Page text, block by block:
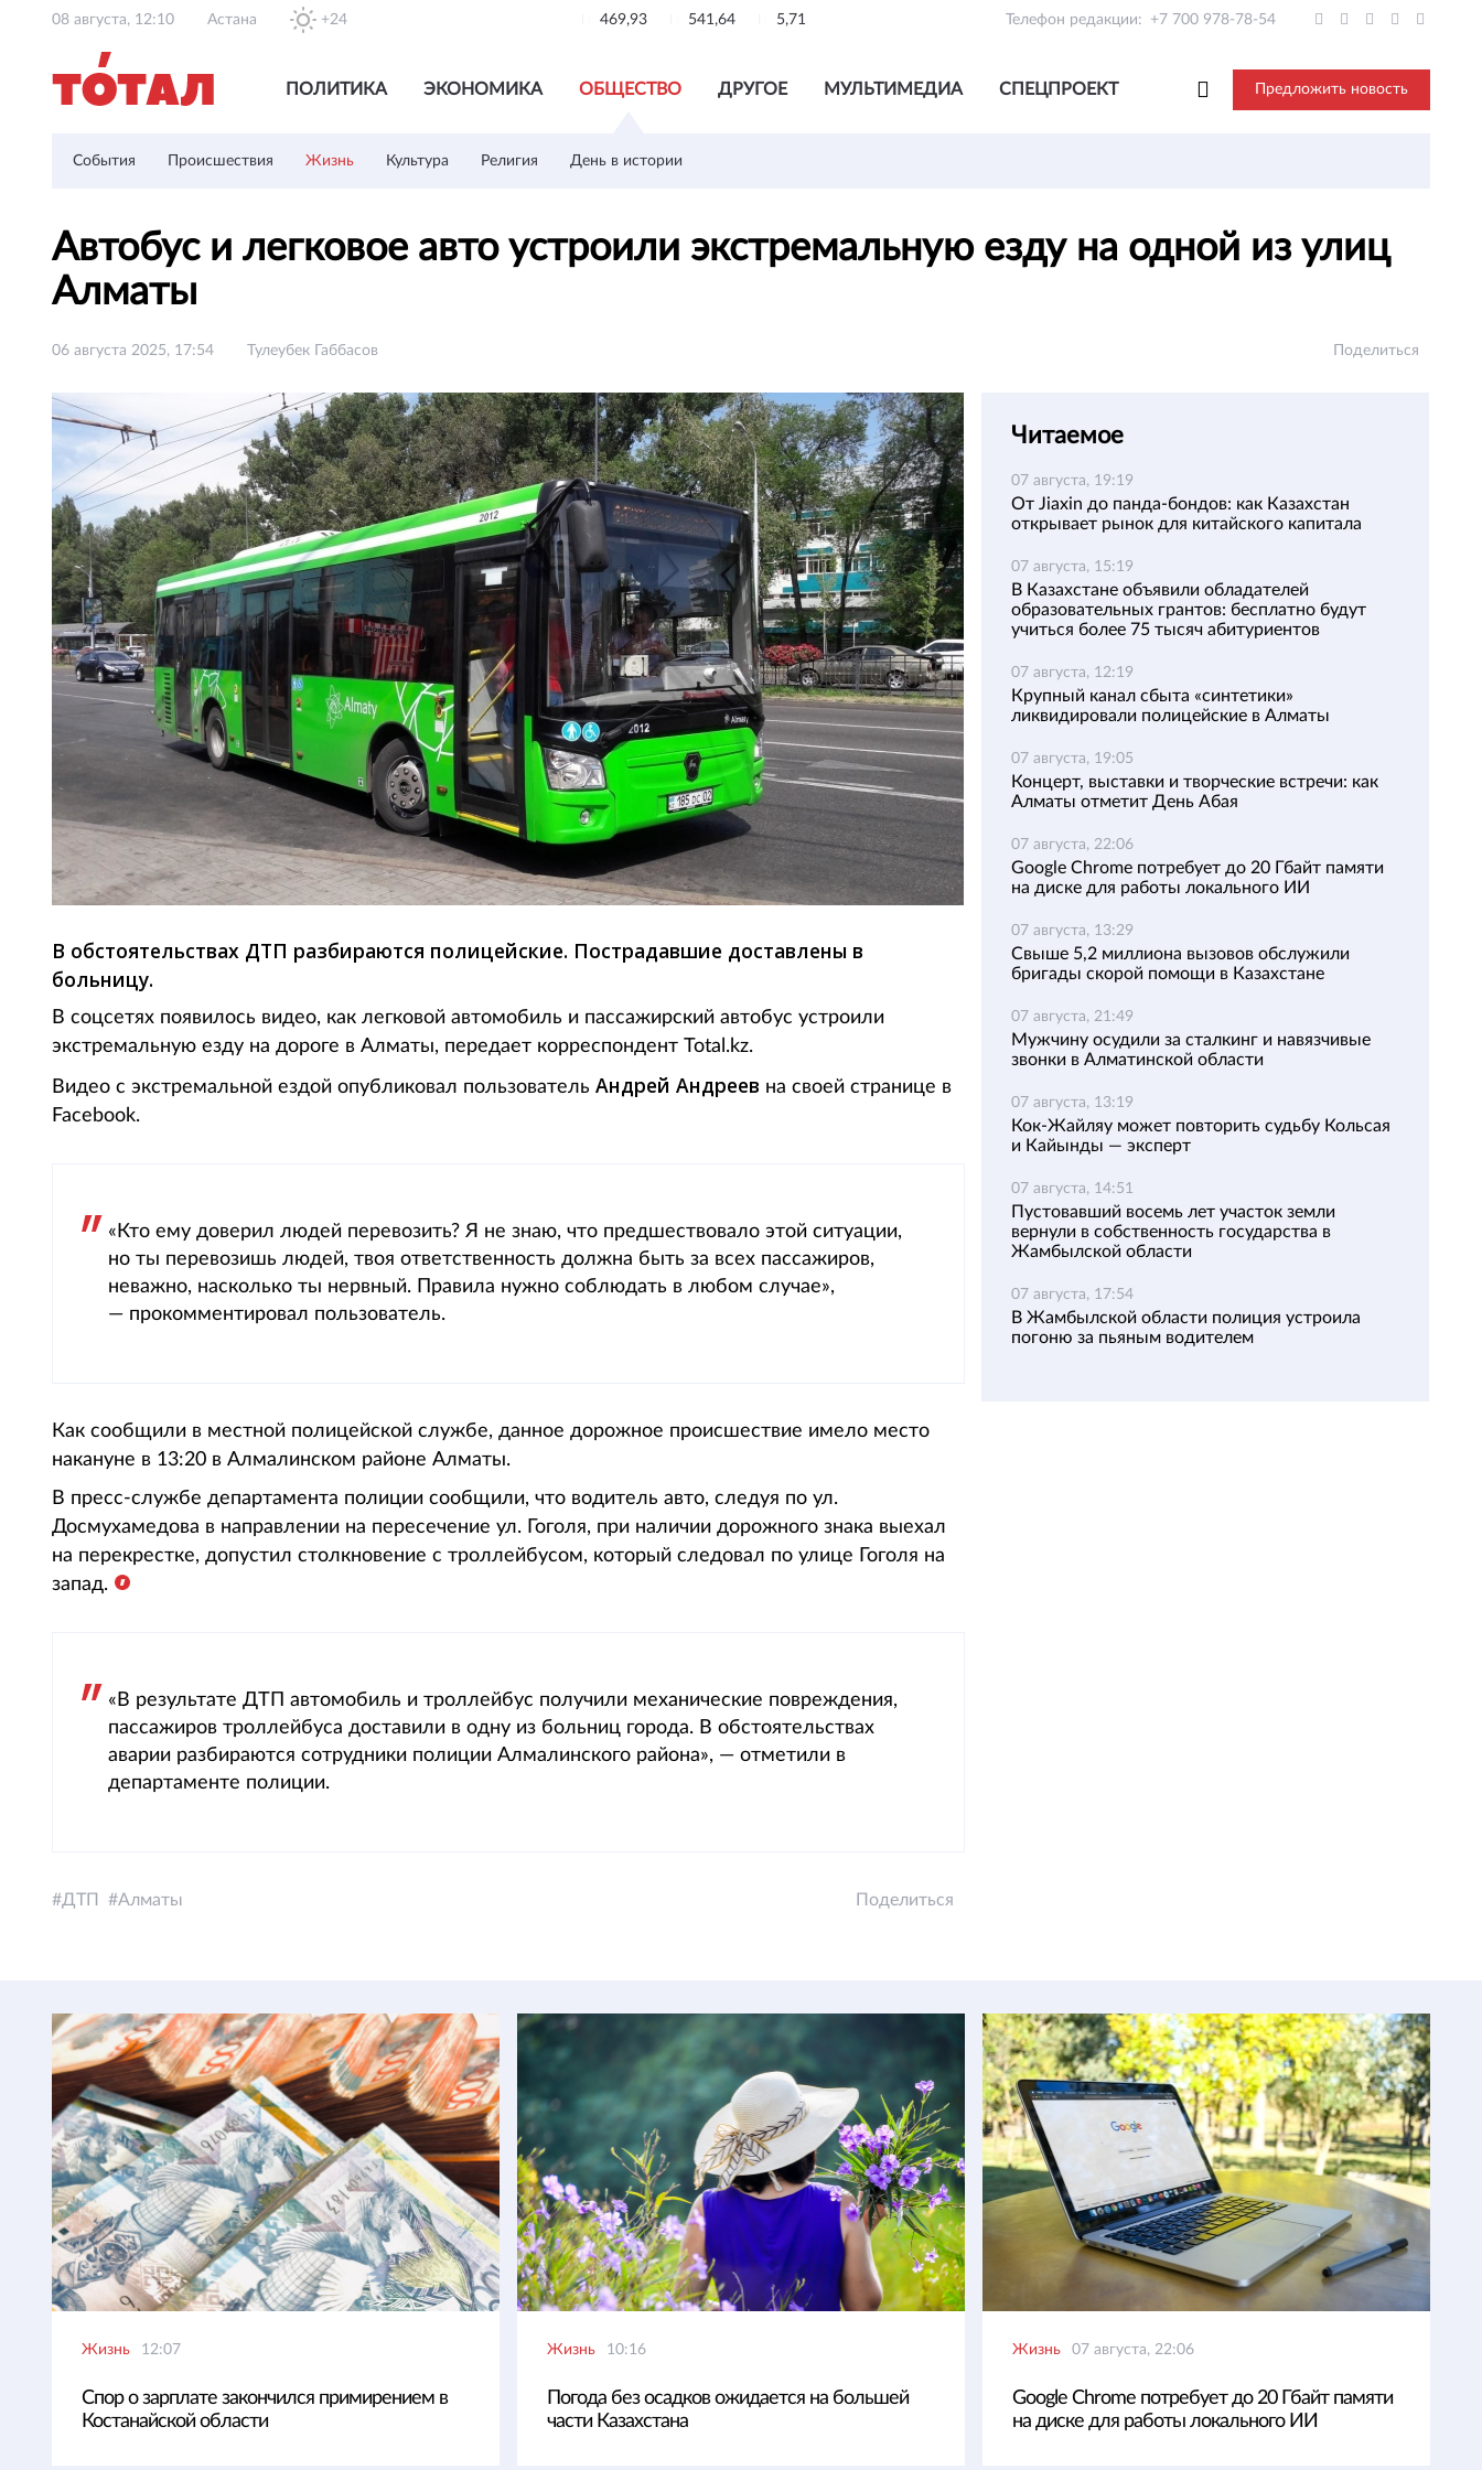
08 августа, 12:10 Астана +24 469,93 541,64 5,71 Телефон редакции: +7 700 978-78-54
ПОЛИТИКА ЭКОНОМИКА ОБЩЕСТВО ДРУГОЕ МУЛЬТИМЕДИА СПЕЦПРОЕКТ Предложить новость
События Происшествия Жизнь Культура Религия День в истории
Автобус и легковое авто устроили экстремальную езду на одной из улиц
Алматы
06 августа 2025, 17:54 Тулеубек Габбасов Поделиться
В обстоятельствах ДТП разбираются полицейские. Пострадавшие доставлены в
больницу.
В соцсетях появилось видео, как легковой автомобиль и пассажирский автобус устроили
экстремальную езду на дороге в Алматы, передает корреспондент Total.kz.
Видео с экстремальной ездой опубликовал пользователь Андрей Андреев на своей странице в
Facebook.
«Кто ему доверил людей перевозить? Я не знаю, что предшествовало этой ситуации,
но ты перевозишь людей, твоя ответственность должна быть за всех пассажиров,
неважно, насколько ты нервный. Правила нужно соблюдать в любом случае»,
— прокомментировал пользователь.
Как сообщили в местной полицейской службе, данное дорожное происшествие имело место
накануне в 13:20 в Алмалинском районе Алматы.
В пресс-службе департамента полиции сообщили, что водитель авто, следуя по ул.
Досмухамедова в направлении на пересечение ул. Гоголя, при наличии дорожного знака выехал
на перекрестке, допустил столкновение с троллейбусом, который следовал по улице Гоголя на
запад.
«В результате ДТП автомобиль и троллейбус получили механические повреждения,
пассажиров троллейбуса доставили в одну из больниц города. В обстоятельствах
аварии разбираются сотрудники полиции Алмалинского района», — отметили в
департаменте полиции.
ДТП Алматы Поделиться
Читаемое
07 августа, 19:19
От Jiaxin до панда-бондов: как Казахстан
открывает рынок для китайского капитала
07 августа, 15:19
В Казахстане объявили обладателей
образовательных грантов: бесплатно будут
учиться более 75 тысяч абитуриентов
07 августа, 12:19
Крупный канал сбыта «синтетики»
ликвидировали полицейские в Алматы
07 августа, 19:05
Концерт, выставки и творческие встречи: как
Алматы отметит День Абая
07 августа, 22:06
Google Chrome потребует до 20 Гбайт памяти
на диске для работы локального ИИ
07 августа, 13:29
Свыше 5,2 миллиона вызовов обслужили
бригады скорой помощи в Казахстане
07 августа, 21:49
Мужчину осудили за сталкинг и навязчивые
звонки в Алматинской области
07 августа, 13:19
Кок-Жайляу может повторить судьбу Кольсая
и Кайынды — эксперт
07 августа, 14:51
Пустовавший восемь лет участок земли
вернули в собственность государства в
Жамбылской области
07 августа, 17:54
В Жамбылской области полиция устроила
погоню за пьяным водителем
Жизнь 12:07
Спор о зарплате закончился примирением в
Костанайской области
Жизнь 10:16
Погода без осадков ожидается на большей
части Казахстана
Жизнь 07 августа, 22:06
Google Chrome потребует до 20 Гбайт памяти
на диске для работы локального ИИ